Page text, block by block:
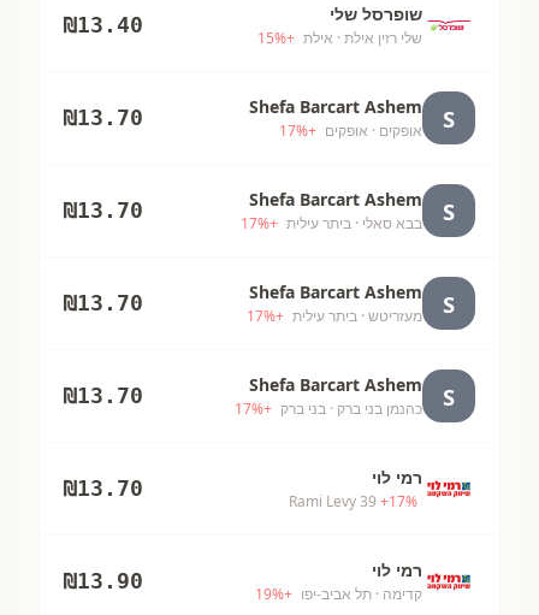
שופרסל שלי
שלי רזין אילת · אילת +
15%
₪13.40
S
Shefa Barcart Ashem
אופקים · אופקים +
17%
₪13.70
S
Shefa Barcart Ashem
בבא סאלי · ביתר עילית +
17%
₪13.70
S
Shefa Barcart Ashem
מעזריטש · ביתר עילית +
17%
₪13.70
S
Shefa Barcart Ashem
כהנמן בני ברק · בני ברק +
17%
₪13.70
רמי לוי
Rami Levy 39 +17%
₪13.70
רמי לוי
קדימה · תל אביב-יפו +
19%
₪13.90